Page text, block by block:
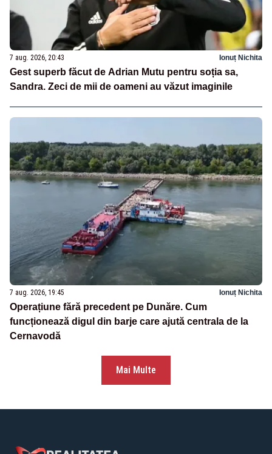
7 aug. 2026, 20:43 Ionuț Nichita
Gest superb făcut de Adrian Mutu pentru soția sa,
Sandra. Zeci de mii de oameni au văzut imaginile
7 aug. 2026, 19:45 Ionuț Nichita
Operațiune fără precedent pe Dunăre. Cum
funcționează digul din barje care ajută centrala de la
Cernavodă
Mai Multe